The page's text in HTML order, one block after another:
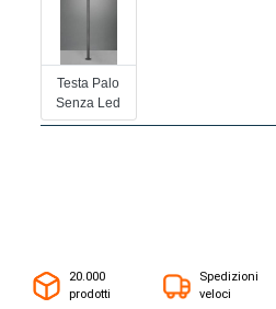
Testa Palo
Senza Led
20.000
prodotti
Spedizioni
veloci